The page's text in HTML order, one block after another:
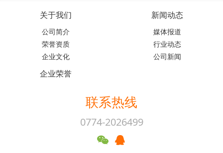
关于我们
公司简介
荣誉资质
企业文化
新闻动态
媒体报道
行业动态
公司新闻
企业荣誉
联系热线
0774-2026499